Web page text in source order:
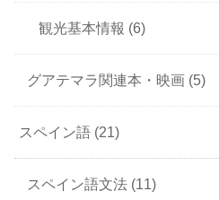
観光基本情報 (6)
グアテマラ関連本・映画 (5)
スペイン語 (21)
スペイン語文法 (11)